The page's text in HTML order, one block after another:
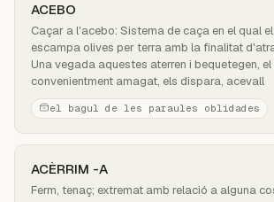
ACEBO
Caçar a l'acebo: Sistema de caça en el qual
escampa olives per terra amb la finalitat
Una vegada aquestes aterren i bequetegen,
convenientment amagat, els dispara, acevall
el bagul de les paraules oblidades
ACÈRRIM -A
Ferm, tenaç; extremat amb relació a alguna